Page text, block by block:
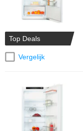
Top Deals
Vergelijk